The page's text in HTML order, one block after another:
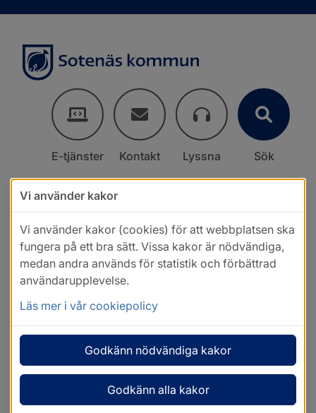
E-tjänster Kontakt Lyssna Sök
Vi använder kakor
Vi använder kakor (cookies) för att webbplatsen ska
fungera på ett bra sätt. Vissa kakor är nödvändiga,
medan andra används för statistik och förbättrad
användarupplevelse.
Läs mer i vår cookiepolicy
Godkänn nödvändiga kakor
Godkänn alla kakor